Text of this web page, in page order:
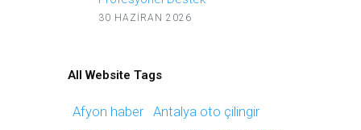
30 HAZIRAN 2026
All Website Tags
Afyon haber Antalya oto çilingir